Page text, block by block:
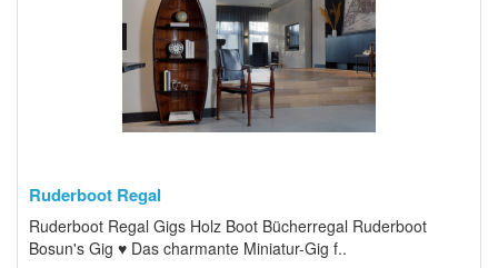
Ruderboot Regal
Ruderboot Regal Gigs Holz Boot Bücherregal Ruderboot
Bosun's Gig ♥ Das charmante Miniatur-Gig f..